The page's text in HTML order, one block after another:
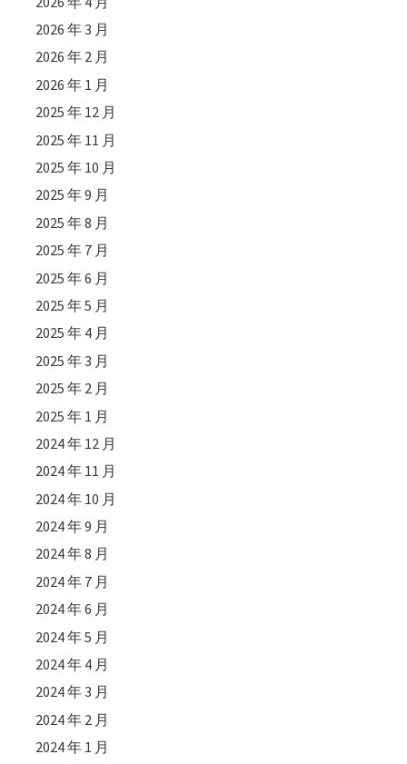
2026 年 3 月
2026 年 2 月
2026 年 1 月
2025 年 12 月
2025 年 11 月
2025 年 10 月
2025 年 9 月
2025 年 8 月
2025 年 7 月
2025 年 6 月
2025 年 5 月
2025 年 4 月
2025 年 3 月
2025 年 2 月
2025 年 1 月
2024 年 12 月
2024 年 11 月
2024 年 10 月
2024 年 9 月
2024 年 8 月
2024 年 7 月
2024 年 6 月
2024 年 5 月
2024 年 4 月
2024 年 3 月
2024 年 2 月
2024 年 1 月